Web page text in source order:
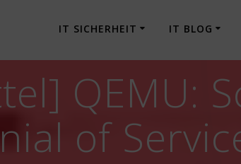
IT SICHERHEIT IT BLOG
QEMU:
of